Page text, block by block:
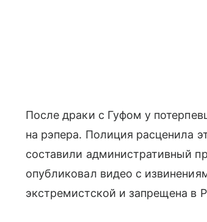
После драки с Гуфом у
на рэпера. Полиция расценила
составили административный
опубликовал видео с
экстремистской и запрещена в